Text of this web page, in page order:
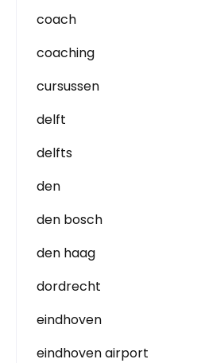
coach
coaching
cursussen
delft
delfts
den
den bosch
den haag
dordrecht
eindhoven
eindhoven airport